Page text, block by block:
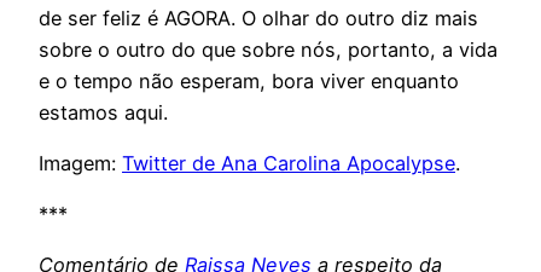
de ser feliz é AGORA. O olhar do outro diz mais
sobre o outro do que sobre nós, portanto, a vida
e o tempo não esperam, bora viver enquanto
estamos aqui.
Imagem: Twitter de Ana Carolina Apocalypse.
***
Comentário de Raissa Neves a respeito da